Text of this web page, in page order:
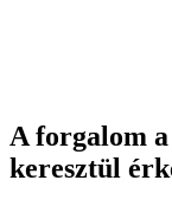
A forgalom
keresztül